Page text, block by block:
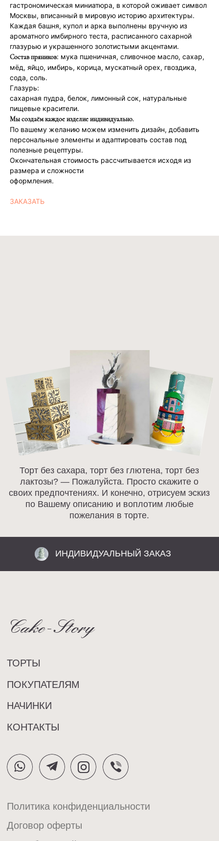
гастрономическая миниатюра, в которой оживает символ
Москвы, вписанный в мировую историю архитектуры.
Каждая башня, купол и арка выполнены вручную из
ароматного имбирного теста, расписанного сахарной
глазурью и украшенного золотистыми акцентами.
Состав пряников: мука пшеничная, сливочное масло, сахар,
мёд, яйцо, имбирь, корица, мускатный орех, гвоздика,
сода, соль.
Глазурь:
сахарная пудра, белок, лимонный сок, натуральные
пищевые красители.
Мы создаём каждое изделие индивидуально.
По вашему желанию можем изменить дизайн, добавить
персональные элементы и адаптировать состав под
полезные рецептуры.
Окончательная стоимость рассчитывается исходя из
размера и сложности
оформления.
ЗАКАЗАТЬ
Торт без сахара, торт без глютена, торт без
своих предпочтениях. И конечно, отрисуем эскиз
по Вашему описанию и воплотим любые
пожелания в торте.
ИНДИВИДУАЛЬНЫЙ ЗАКАЗ
Политика конфиденциальности
Разработка сайта
Договор оферты